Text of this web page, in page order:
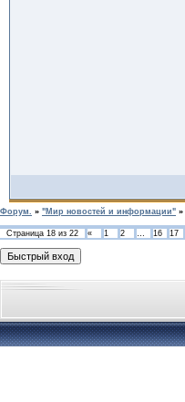
Форум. » "Мир новостей и информации" »
Страница 18 из 22 « 1 2 … 16 17